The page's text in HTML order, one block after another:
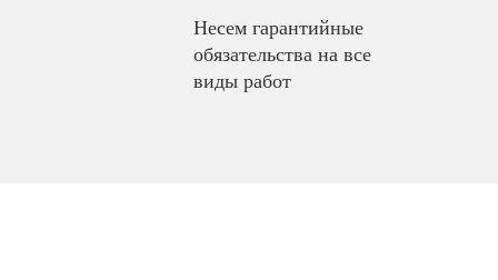
Несем гарантийные
обязательства на все
виды работ